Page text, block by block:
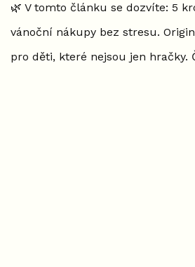
🌿 V tomto článku se dozvíte: 5
vánoční nákupy bez stresu.
pro děti, které nejsou jen hračky.